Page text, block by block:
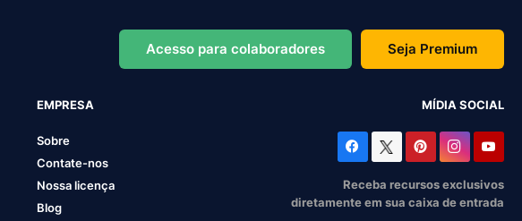
Acesso para colaboradores Seja Premium
EMPRESA
Sobre
Contate-nos
Nossa licença
Blog
MÍDIA SOCIAL
Receba recursos exclusivos
diretamente em sua caixa de entrada